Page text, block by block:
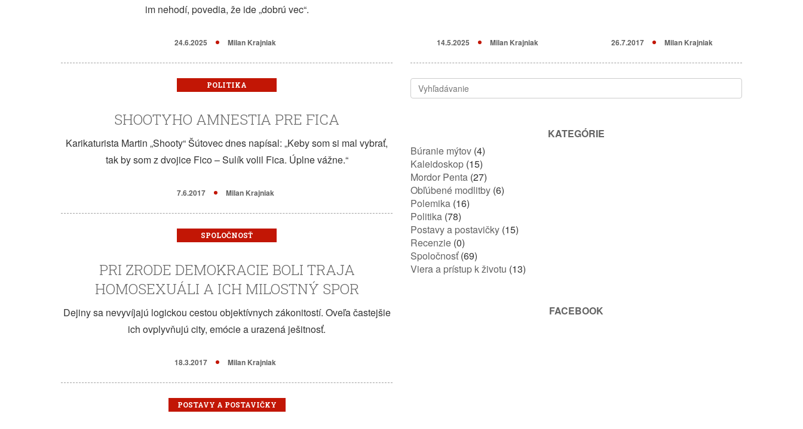
im nehodí, povedia, že ide „dobrú vec“.
24.6.2025 Milan Krajniak 14.5.2025 Milan Krajniak 26.7.2017 Milan Krajniak
POLITIKA
SHOOTYHO AMNESTIA PRE FICA
Karikaturista Martin „Shooty“ Šútovec dnes napísal: „Keby som si mal vybrať,
tak by som z dvojice Fico – Sulík volil Fica. Úplne vážne.“
7.6.2017 Milan Krajniak
SPOLOČNOSŤ
PRI ZRODE DEMOKRACIE BOLI TRAJA
HOMOSEXUÁLI A ICH MILOSTNÝ SPOR
Dejiny sa nevyvíjajú logickou cestou objektívnych zákonitostí. Oveľa častejšie
ich ovplyvňujú city, emócie a urazená ješitnosť.
18.3.2017 Milan Krajniak
POSTAVY A POSTAVIČKY
KATEGÓRIE
Búranie mýtov (4)
Kaleidoskop (15)
Mordor Penta (27)
Obľúbené modlitby (6)
Polemika (16)
Politika (78)
Postavy a postavičky (15)
Recenzie (0)
Spoločnosť(69)
Viera a prístup k životu (13)
FACEBOOK